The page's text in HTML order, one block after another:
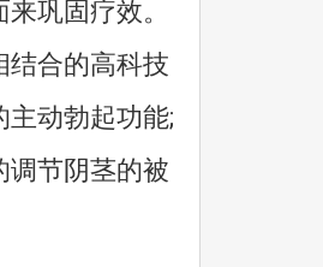
巩固疗效。
结合的高科技
动勃起功能;
调节阴茎的被